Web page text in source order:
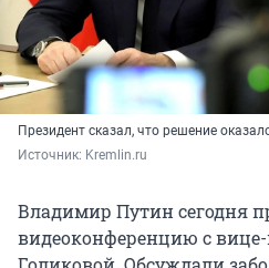
Президент сказал, что решение
Источник: Kremlin.ru
Владимир Путин сегодня
видеоконференцию с